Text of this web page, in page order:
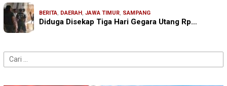
BERITA, DAERAH, JAWA TIMUR, SAMPANG
Diduga Disekap Tiga Hari Gegara Utang Rp…
Cari
untuk: